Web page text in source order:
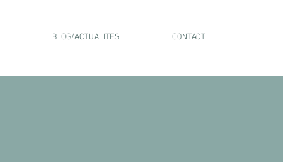
BLOG/ACTUALITES CONTACT